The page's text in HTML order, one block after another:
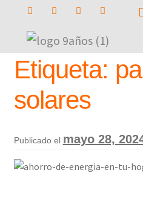
Etiqueta:
solares
Publicado el mayo 28,